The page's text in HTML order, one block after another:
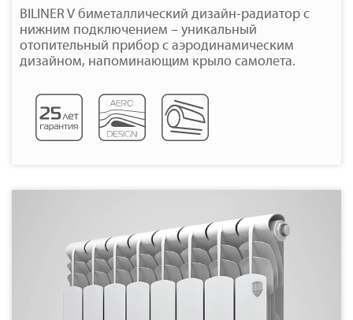
Подробнее
BILINER V биметаллический дизайн-радиатор с
нижним подключением – уникальный
отопительный прибор с аэродинамическим
дизайном, напоминающим крыло самолета.